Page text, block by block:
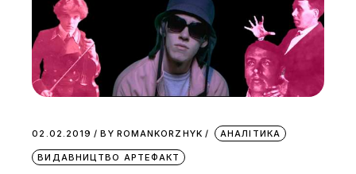
02.02.2019 BY ROMANKORZHYK АНАЛІТИКА
ВИДАВНИЦТВО АРТЕФАКТ